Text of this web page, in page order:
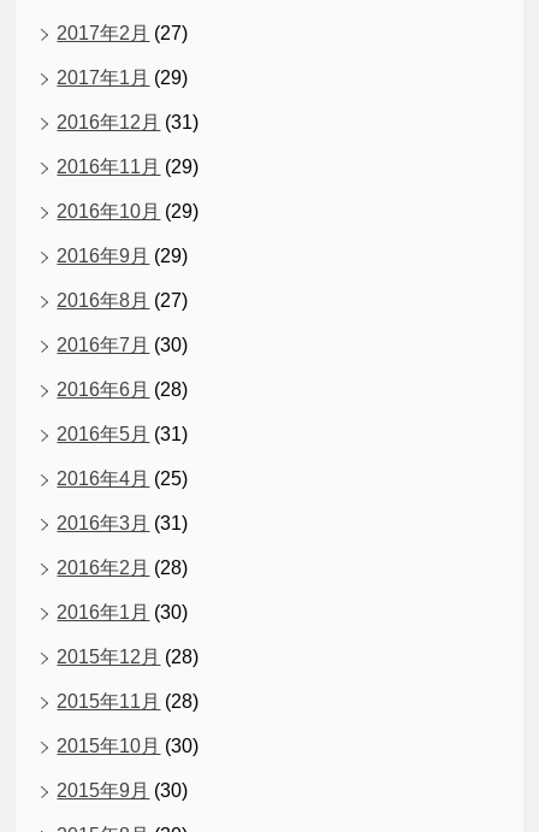
2017年2月 (27)
2017年1月 (29)
2016年12月 (31)
2016年11月 (29)
2016年10月 (29)
2016年9月 (29)
2016年8月 (27)
2016年7月 (30)
2016年6月 (28)
2016年5月 (31)
2016年4月 (25)
2016年3月 (31)
2016年2月 (28)
2016年1月 (30)
2015年12月 (28)
2015年11月 (28)
2015年10月 (30)
2015年9月 (30)